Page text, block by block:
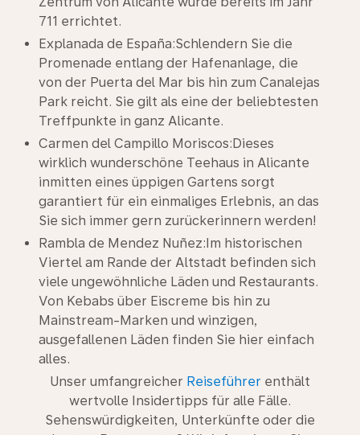
711 errichtet.
Explanada de España:Schlendern Sie die
Promenade entlang der Hafenanlage, die
von der Puerta del Mar bis hin zum Canalejas
Park reicht. Sie gilt als eine der beliebtesten
Treffpunkte in ganz Alicante.
Carmen del Campillo Moriscos:Dieses
wirklich wunderschöne Teehaus in Alicante
inmitten eines üppigen Gartens sorgt
garantiert für ein einmaliges Erlebnis, an das
Sie sich immer gern zurückerinnern werden!
Rambla de Mendez Nuñez:Im historischen
Viertel am Rande der Altstadt befinden sich
viele ungewöhnliche Läden und Restaurants.
Von Kebabs über Eiscreme bis hin zu
Mainstream-Marken und winzigen,
ausgefallenen Läden finden Sie hier einfach
alles.
Unser umfangreicher Reiseführer enthält
wertvolle Insidertipps für alle Fälle.
Sehenswürdigkeiten, Unterkünfte oder die